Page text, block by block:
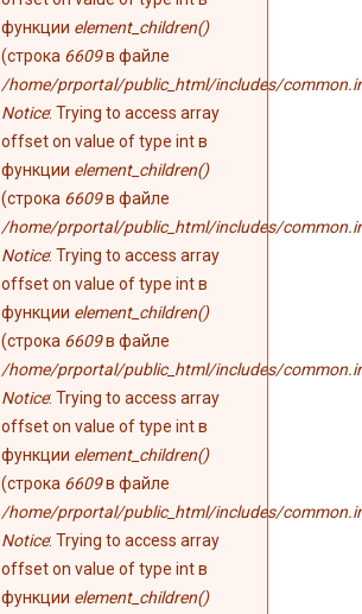
функции element_children()
(строка 6609в файле
/home/prportal/public_html/includes/
Notice: Trying to access array
offset on value of type int в
функции element_children()
(строка 6609в файле
/home/prportal/public_html/includes/
Notice: Trying to access array
offset on value of type int в
функции element_children()
(строка 6609в файле
/home/prportal/public_html/includes/
Notice: Trying to access array
offset on value of type int в
функции element_children()
(строка 6609в файле
/home/prportal/public_html/includes/
Notice: Trying to access array
offset on value of type int в
функции element_children()